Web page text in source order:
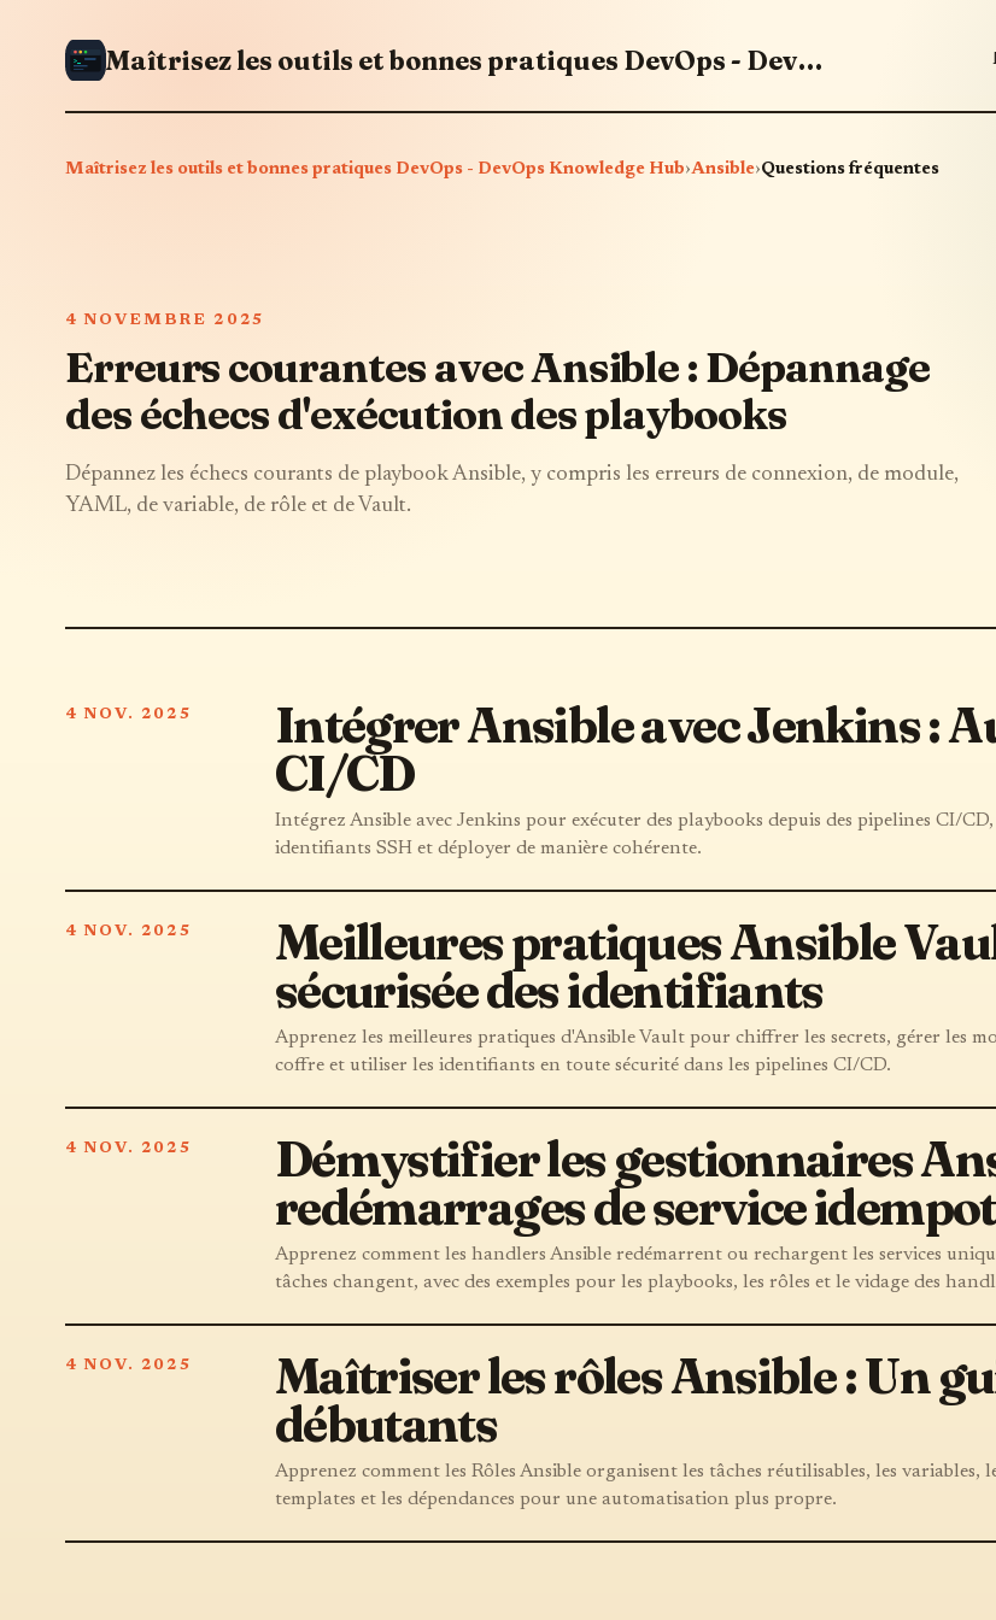
Maîtrisez les outils et bonnes pratiques DevOps - DevOps Knowledge Hub
Maîtrisez les outils et bonnes pratiques DevOps - DevOps Knowledge Hub›Ansible›Questions fréquentes
4 NOVEMBRE 2025
Erreurs courantes avec Ansible : Dépannage
des échecs d'exécution des playbooks
Dépannez les échecs courants de playbook Ansible, y compris les erreurs de connexion, de module,
YAML, de variable, de rôle et de Vault.
4 NOV. 2025
Intégrer Ansible avec Jenkins :
CI/CD
Intégrez Ansible avec Jenkins pour exécuter des playbooks depuis des pipelines CI/
identifiants SSH et déployer de manière cohérente.
4 NOV. 2025
Meilleures pratiques Ansible
sécurisée des identifiants
Apprenez les meilleures pratiques d'Ansible Vault pour chiffrer les secrets, gérer les
coffre et utiliser les identifiants en toute sécurité dans les pipelines CI/CD.
4 NOV. 2025
Démystifier les gestionnaires
redémarrages de service
Apprenez comment les handlers Ansible redémarrent ou rechargent les services
tâches changent, avec des exemples pour les playbooks, les rôles et le vidage des
4 NOV. 2025
Maîtriser les rôles Ansible : Un
débutants
Apprenez comment les Rôles Ansible organisent les tâches réutilisables, les variables,
templates et les dépendances pour une automatisation plus propre.